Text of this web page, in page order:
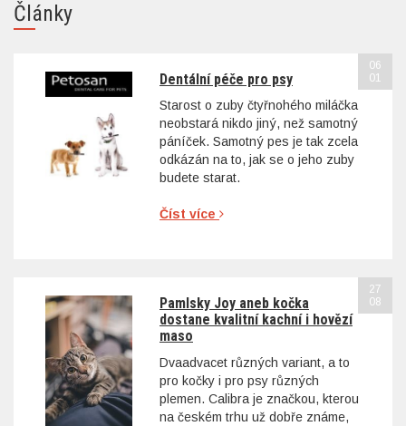
Články
Dentální péče pro psy
Starost o zuby čtyřnohého miláčka
neobstará nikdo jiný, než samotný
páníček. Samotný pes je tak zcela
odkázán na to, jak se o jeho zuby
budete starat.
Číst více
06
01
Pamlsky Joy aneb kočka
dostane kvalitní kachní i hovězí
maso
Dvaadvacet různých variant, a to
pro kočky i pro psy různých
plemen. Calibra je značkou, kterou
na českém trhu už dobře známe,
27
08